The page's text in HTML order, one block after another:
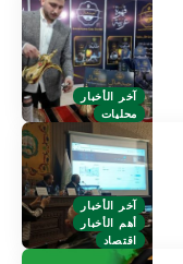
آخر الأخبار
محليات
آخر الأخبار
أهم الأخبار
اقتصاد